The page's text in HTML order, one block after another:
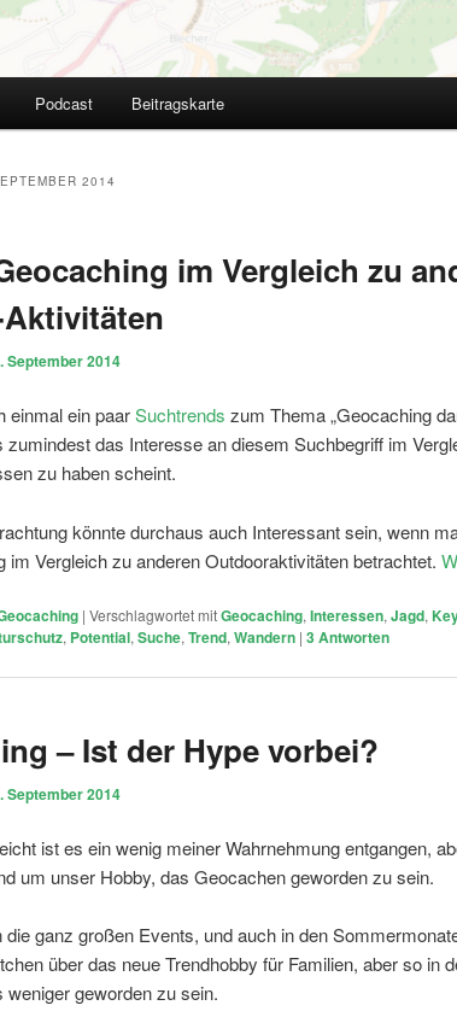
Podcast Beitragskarte
2014
im Vergleich zu
September 2014
einmal ein paarSuchtrends zum Thema „Geocaching
zumindest das Interesse an diesem Suchbegriff im
zu haben scheint.
könnte durchaus auch Interessant sein, wenn
im Vergleich zu anderen Outdooraktivitäten betrachtet.
| Verschlagwortet mitGeocaching, Interessen, Jagd,
, Potential, Suche, Trend, Wandern | 3Antworten
– Ist der Hype vorbei?
September 2014
ist es ein wenig meiner Wahrnehmung entgangen,
um unser Hobby, das Geocachen geworden zu sein.
die ganz großen Events, und auch in den
über das neue Trendhobby für Familien, aber so in
geworden zu sein.